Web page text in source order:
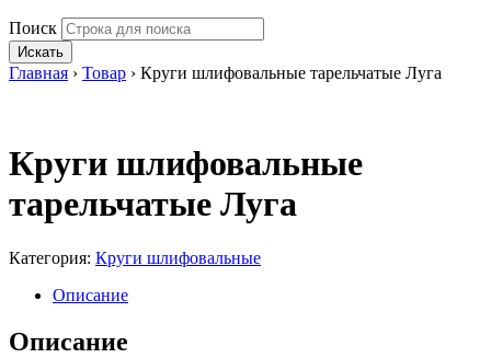
Поиск
Искать
Главная › Товар › Круги шлифовальные тарельчатые Луга
Круги шлифовальные
тарельчатые Луга
Категория: Круги шлифовальные
Описание
Описание